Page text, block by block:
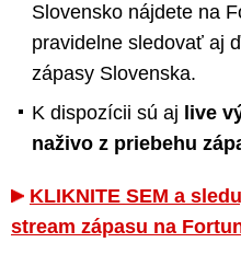
Slovensko nájdete na
pravidelne sledovať aj
zápasy Slovenska.
K dispozícii sú aj live
naživo z priebehu
KLIKNITE SEM a
stream zápasu na